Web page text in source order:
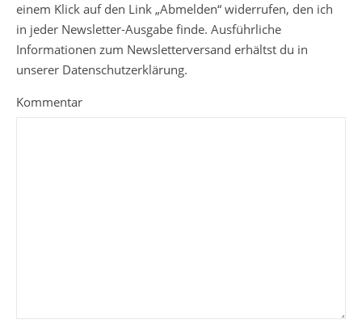
einem Klick auf den Link „Abmelden“ widerrufen, den ich
in jeder Newsletter-Ausgabe finde. Ausführliche
Informationen zum Newsletterversand erhältst du in
unserer Datenschutzerklärung.
Kommentar